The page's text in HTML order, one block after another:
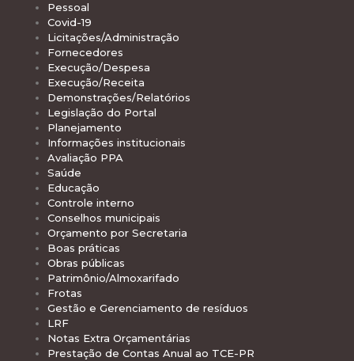
Pessoal
Covid-19
Licitações/Administração
Fornecedores
Execução/Despesa
Execução/Receita
Demonstrações/Relatórios
Legislação do Portal
Planejamento
Informações institucionais
Avaliação PPA
Saúde
Educação
Controle interno
Conselhos municipais
Orçamento por Secretaria
Boas práticas
Obras públicas
Patrimônio/Almoxarifado
Frotas
Gestão e Gerenciamento de resíduos
LRF
Notas Extra Orçamentárias
Prestação de Contas Anual ao TCE-PR